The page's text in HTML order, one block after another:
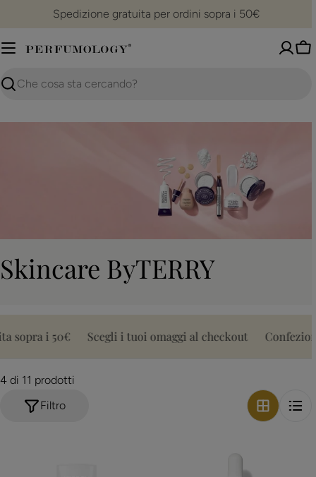
contenuto
Spedizione gratuita per ordini sopra i 50€
Ricerca
C
l
e
Skincare ByTERRY
sopra i 50€ Scegli i tuoi omaggi al checkout
4 di 11 prodotti
Filtro